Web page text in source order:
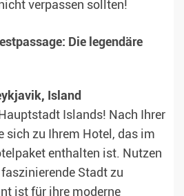
verpassen sollten!
Die legendäre
Island
Islands! Nach Ihrer
sich zu Ihrem Hotel, das im
enthalten ist. Nutzen
Stadt zu
ist für ihre moderne